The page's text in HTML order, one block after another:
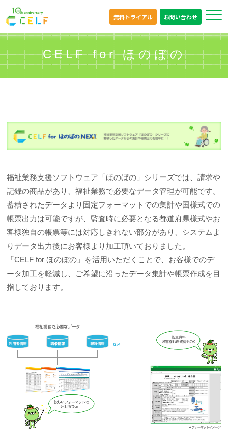
無料トライアル お問い合わせ
CELF for ほのぼの
福祉業務支援ソフトウェア「ほのぼの」シリーズでは、請求や
記録の商品があり、福祉業務で必要なデータ管理が可能です。
蓄積されたデータより固定フォーマットでの集計や国様式での
帳票出力は可能ですが、監査時に必要となる都道府県様式やお
客様独自の帳票等には対応しきれない部分があり、システムよ
りデータ出力後にお客様より加工頂いておりました。
「CELF for ほのぼの」を活用いただくことで、お客様でのデ
ータ加工を軽減し、ご希望に沿ったデータ集計や帳票作成を目
指しております。